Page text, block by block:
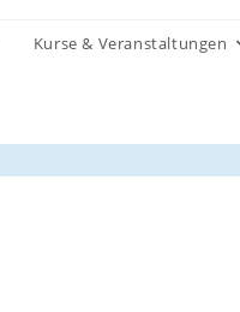
Kurse & Veranstaltungen